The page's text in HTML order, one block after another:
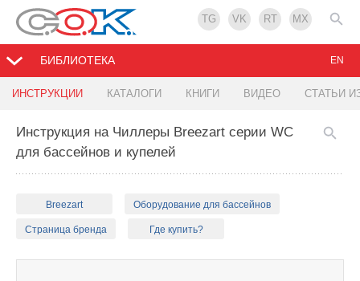
TG VK RT MX
БИБЛИОТЕКА
ИНСТРУКЦИИ КАТАЛОГИ КНИГИ ВИДЕО СТАТЬИ
EN
Инструкция на Чиллеры Breezart серии WC
для бассейнов и купелей
Breezart Оборудование для бассейнов
Страница бренда Где купить?